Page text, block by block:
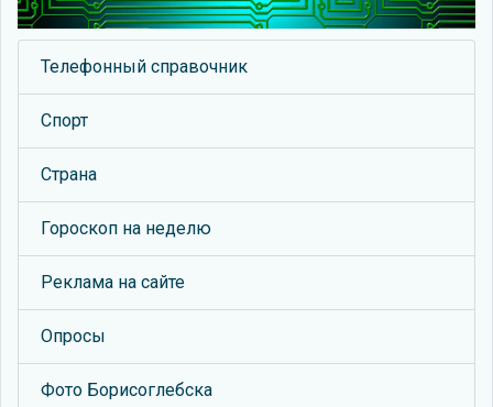
Телефонный справочник
Спорт
Страна
Гороскоп на неделю
Реклама на сайте
Опросы
Фото Борисоглебска